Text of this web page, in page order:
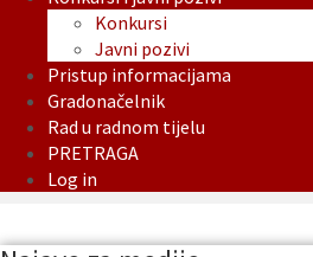
Konkursi
Javni pozivi
Pristup informacijama
Gradonačelnik
Rad u radnom tijelu
PRETRAGA
Log in